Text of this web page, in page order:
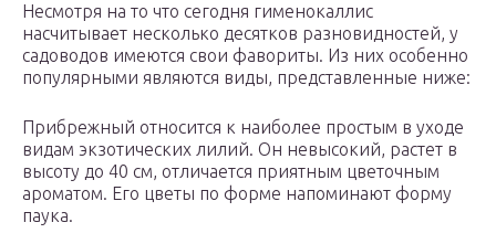
Несмотря на то что сегодня гименокаллис
насчитывает несколько десятков разновидностей, у
садоводов имеются свои фавориты. Из них особенно
популярными являются виды, представленные ниже:
Прибрежный относится к наиболее простым в уходе
видам экзотических лилий. Он невысокий, растет в
высоту до 40 см, отличается приятным цветочным
ароматом. Его цветы по форме напоминают форму
паука.